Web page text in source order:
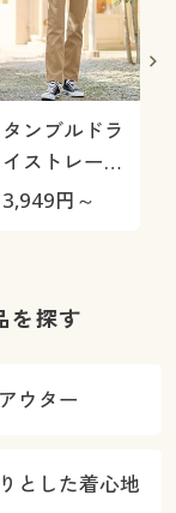
タンブルドラ
イストレート
パンツ(ストレ
カット・静電
3,949円～
を探す
アウター
とした着心地